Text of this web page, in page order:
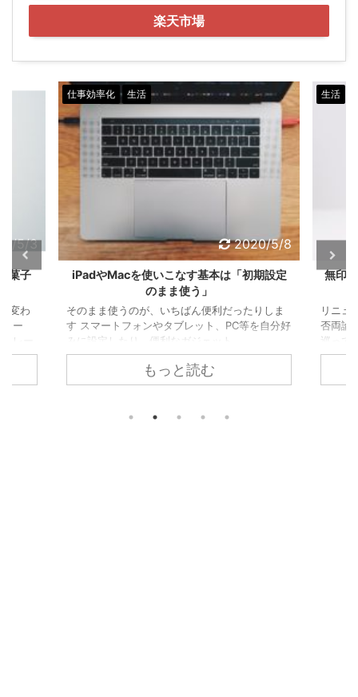
楽天市場
5/8
設定
しま
分好
生活
2020/6/6
無印良品「食器用洗剤」に見る“ローソンが
無印なら炎上しなかった問題”
リニューアルしたローソンPBのパッケージが賛
否両論 近頃、ローソンのPB製品のパッケージを
巡って議論が起こっています。 ...
もっと読む
健康
「アー
運動不
出し、
す。ま
減り、
ョコレ